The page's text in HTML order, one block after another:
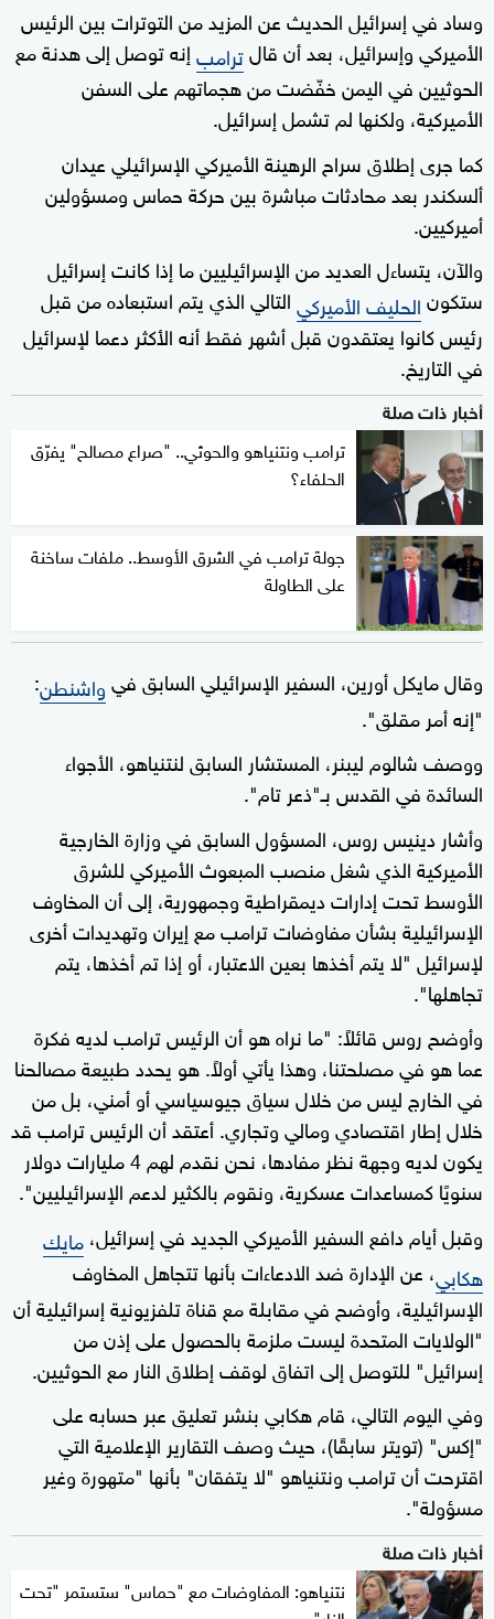
وساد في إسرائيل الحديث عن المزيد من التوترات بين الرئيس
الأميركي وإسرائيل، بعد أن قالترامبإنه توصل إلى هدنة مع
الحوثيين في اليمن خفّضت من هجماتهم على السفن
الأميركية، ولكنها لم تشمل إسرائيل.
كما جرى إطلاق سراح الرهينة الأميركي الإسرائيلي عيدان
ألسكندر بعد محادثات مباشرة بين حركة حماس ومسؤولين
أميركيين.
والآن، يتساءل العديد من الإسرائيليين ما إذا كانت إسرائيل
ستكونالحليف الأميركيالتالي الذي يتم استبعاده من قبل
رئيس كانوا يعتقدون قبل أشهر فقط أنه الأكثر دعما لإسرائيل
في التاريخ.
أخبار ذات صلة
ترامب ونتنياهو والحوثي.. "صراع مصالح" يفرّق
الحلفاء؟
جولة ترامب في الشرق الأوسط.. ملفات ساخنة
على الطاولة
وقال مايكل أورين، السفير الإسرائيلي السابق فيواشنطن:
"إنه أمر مقلق".
ووصف شالوم ليبنر، المستشار السابق لنتنياهو، الأجواء
السائدة في القدس بـ"ذعر تام".
وأشار دينيس روس، المسؤول السابق في وزارة الخارجية
الأميركية الذي شغل منصب المبعوث الأميركي للشرق
الأوسط تحت إدارات ديمقراطية وجمهورية، إلى أن المخاوف
الإسرائيلية بشأن مفاوضات ترامب مع إيران وتهديدات أخرى
لإسرائيل "لا يتم أخذها بعين الاعتبار، أو إذا تم أخذها، يتم
تجاهلها".
وأوضح روس قائلاً: "ما نراه هو أن الرئيس ترامب لديه فكرة
عما هو في مصلحتنا، وهذا يأتي أولاً. هو يحدد طبيعة مصالحنا
في الخارج ليس من خلال سياق جيوسياسي أو أمني، بل من
خلال إطار اقتصادي ومالي وتجاري. أعتقد أن الرئيس ترامب قد
يكون لديه وجهة نظر مفادها، نحن نقدم لهم 4 مليارات دولار
سنويًا كمساعدات عسكرية، ونقوم بالكثير لدعم الإسرائيليين".
وقبل أيام دافع السفير الأميركي الجديد في إسرائيل،مايك
هكابي، عن الإدارة ضد الادعاءات بأنها تتجاهل المخاوف
الإسرائيلية، وأوضح في مقابلة مع قناة تلفزيونية إسرائيلية أن
"الولايات المتحدة ليست ملزمة بالحصول على إذن من
إسرائيل" للتوصل إلى اتفاق لوقف إطلاق النار مع الحوثيين.
وفي اليوم التالي، قام هكابي بنشر تعليق عبر حسابه على
"إكس" (تويتر سابقًا)، حيث وصف التقارير الإعلامية التي
اقترحت أن ترامب ونتنياهو "لا يتفقان" بأنها "متهورة وغير
مسؤولة".
أخبار ذات صلة
نتنياهو: المفاوضات مع "حماس" ستستمر "تحت